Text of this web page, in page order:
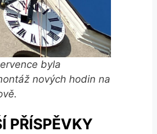
byla
nových hodin na
PŘÍSPĚVKY